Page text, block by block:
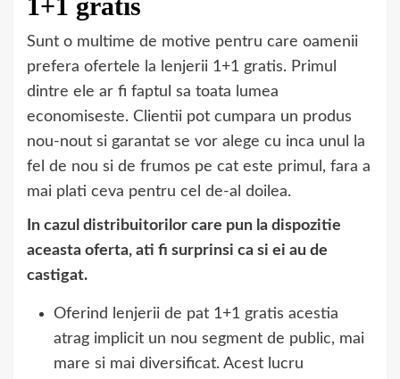
Sunt o multime de motive pentru care oamenii
prefera ofertele la lenjerii 1+1 gratis. Primul
dintre ele ar fi faptul sa toata lumea
economiseste. Clientii pot cumpara un produs
nou-nout si garantat se vor alege cu inca unul la
fel de nou si de frumos pe cat este primul, fara a
mai plati ceva pentru cel de-al doilea.
In cazul distribuitorilor care pun la dispozitie
aceasta oferta, ati fi surprinsi ca si ei au de
castigat.
Oferind lenjerii de pat 1+1 gratis acestia
atrag implicit un nou segment de public, mai
mare si mai diversificat. Acest lucru